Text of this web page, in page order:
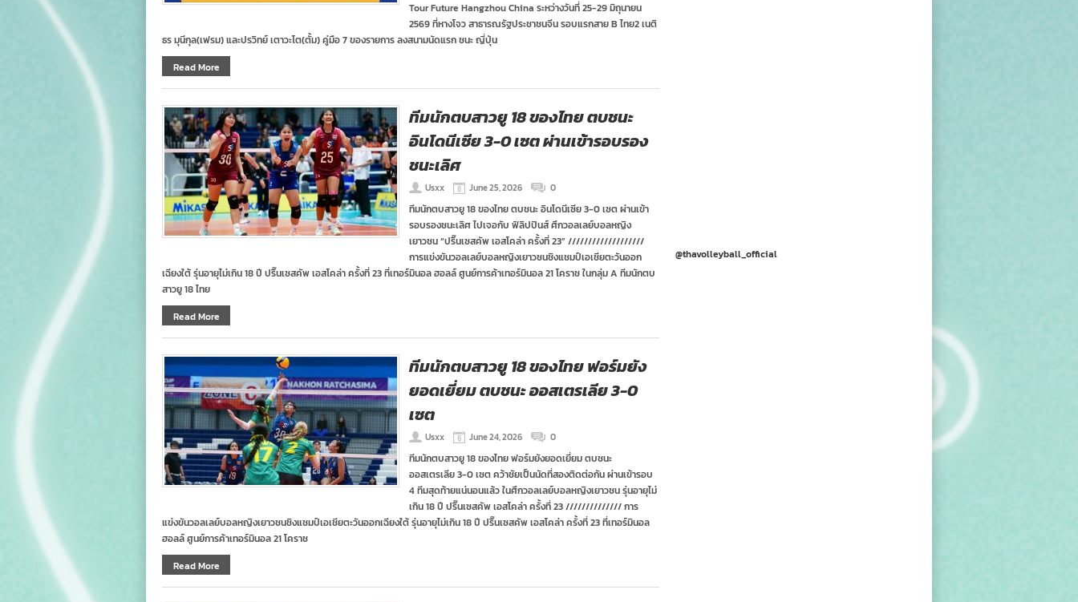
Tour Future Hangzhou China ระหว่างวันที่ 25-29 มิถุนายน
2569 ที่หางโจว สาธารณรัฐประชาชนจีน รอบแรกสาย B ไทย2 เนติ
ธร มุนีกุล(เฟรม) และปรวิทย์ เตาวะโต(ตั้ม) คู่มือ 7 ของรายการ ลงสนามนัดแรก ชนะ ญี่ปุ่น
Read More
ทีมนักตบสาวยู 18 ของไทย ตบชนะ
อินโดนีเซีย 3-0 เซต ผ่านเข้ารอบรอง
ชนะเลิศ
Usxx June 25, 2026 0
ทีมนักตบสาวยู 18 ของไทย ตบชนะ อินโดนีเซีย 3-0 เซต ผ่านเข้า
รอบรองชนะเลิศ ไปเจอกับ ฟิลิปปินส์ ศึกวอลเลย์บอลหญิง
เยาวชน “ปริ๊นเซสคัพ เอสโคล่า ครั้งที่ 23” ///////////////////
การแข่งขันวอลเลย์บอลหญิงเยาวชนชิงแชมป์เอเชียตะวันออก
เฉียงใต้ รุ่นอายุไม่เกิน 18 ปี ปริ๊นเซสคัพ เอสโคล่า ครั้งที่ 23 ที่เทอร์มินอล ฮอลล์ ศูนย์การค้าเทอร์มินอล 21 โคราช ในกลุ่ม A ทีมนักตบ
สาวยู 18 ไทย
Read More
ทีมนักตบสาวยู 18 ของไทย ฟอร์มยัง
ยอดเยี่ยม ตบชนะ ออสเตรเลีย 3-0
เซต
Usxx June 24, 2026 0
ทีมนักตบสาวยู 18 ของไทย ฟอร์มยังยอดเยี่ยม ตบชนะ
ออสเตรเลีย 3-0 เซต คว้าชัยเป็นนัดที่สองติดต่อกัน ผ่านเข้ารอบ
4 ทีมสุดท้ายแน่นอนแล้ว ในศึกวอลเลย์บอลหญิงเยาวชน รุ่นอายุไม่
เกิน 18 ปี ปริ๊นเซสคัพ เอสโคล่า ครั้งที่ 23 ////////////// การ
แข่งขันวอลเลย์บอลหญิงเยาวชนชิงแชมป์เอเชียตะวันออกเฉียงใต้ รุ่นอายุไม่เกิน 18 ปี ปริ๊นเซสคัพ เอสโคล่า ครั้งที่ 23 ที่เทอร์มินอล
ฮอลล์ ศูนย์การค้าเทอร์มินอล 21 โคราช
Read More
@thavolleyball_official